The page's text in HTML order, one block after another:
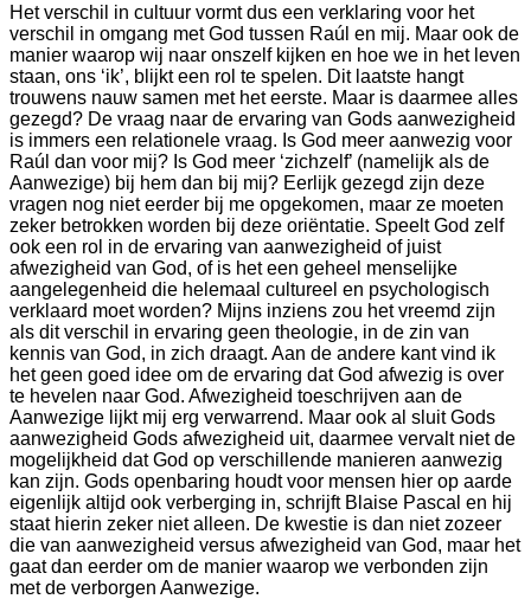
Het verschil in cultuur vormt dus een verklaring voor het
verschil in omgang met God tussen Raúl en mij. Maar ook de
manier waarop wij naar onszelf kijken en hoe we in het leven
staan, ons ‘ik’, blijkt een rol te spelen. Dit laatste hangt
trouwens nauw samen met het eerste. Maar is daarmee alles
gezegd? De vraag naar de ervaring van Gods aanwezigheid
is immers een relationele vraag. Is God meer aanwezig voor
Raúl dan voor mij? Is God meer ‘zichzelf’ (namelijk als de
Aanwezige) bij hem dan bij mij? Eerlijk gezegd zijn deze
vragen nog niet eerder bij me opgekomen, maar ze moeten
zeker betrokken worden bij deze oriëntatie. Speelt God zelf
ook een rol in de ervaring van aanwezigheid of juist
afwezigheid van God, of is het een geheel menselijke
aangelegenheid die helemaal cultureel en psychologisch
verklaard moet worden? Mijns inziens zou het vreemd zijn
als dit verschil in ervaring geen theologie, in de zin van
kennis van God, in zich draagt. Aan de andere kant vind ik
het geen goed idee om de ervaring dat God afwezig is over
te hevelen naar God. Afwezigheid toeschrijven aan de
Aanwezige lijkt mij erg verwarrend. Maar ook al sluit Gods
aanwezigheid Gods afwezigheid uit, daarmee vervalt niet de
mogelijkheid dat God op verschillende manieren aanwezig
kan zijn. Gods openbaring houdt voor mensen hier op aarde
eigenlijk altijd ook verberging in, schrijft Blaise Pascal en hij
staat hierin zeker niet alleen. De kwestie is dan niet zozeer
die van aanwezigheid versus afwezigheid van God, maar het
gaat dan eerder om de manier waarop we verbonden zijn
met de verborgen Aanwezige.